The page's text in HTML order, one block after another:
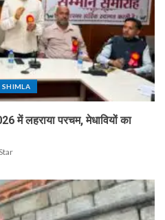
SHIMLA
में लहराया परचम, मेधावियों का